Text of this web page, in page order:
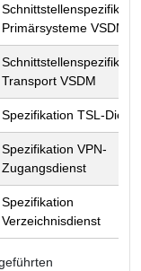
Primärsysteme VSDM
Transport VSDM
Spezifikation TSL-Dienst
Spezifikation VPN-
Zugangsdienst
Spezifikation
Verzeichnisdienst